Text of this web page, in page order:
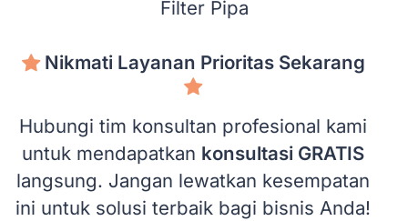
Filter Pipa
Nikmati Layanan Prioritas Sekarang
Hubungi tim konsultan profesional kami
untuk mendapatkan konsultasi GRATIS
langsung. Jangan lewatkan kesempatan
ini untuk solusi terbaik bagi bisnis Anda!